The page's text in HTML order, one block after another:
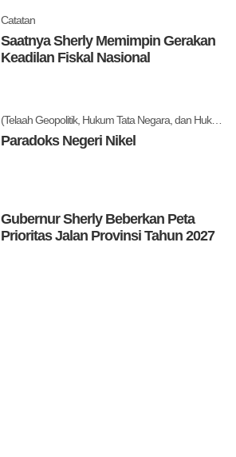
Catatan
Saatnya Sherly Memimpin Gerakan
Keadilan Fiskal Nasional
(Telaah Geopolitik, Hukum Tata Negara, dan Hukum Administrasi Negara)
Paradoks Negeri Nikel
Gubernur Sherly Beberkan Peta
Prioritas Jalan Provinsi Tahun 2027